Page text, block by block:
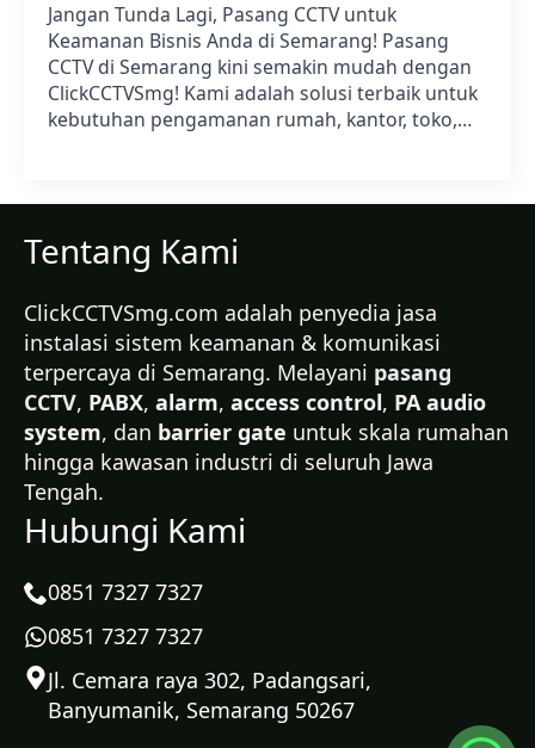
Jangan Tunda Lagi, Pasang CCTV untuk
Keamanan Bisnis Anda di Semarang! Pasang
CCTV di Semarang kini semakin mudah dengan
ClickCCTVSmg! Kami adalah solusi terbaik untuk
kebutuhan pengamanan rumah, kantor, toko,…
Tentang Kami
ClickCCTVSmg.com adalah penyedia jasa
instalasi sistem keamanan & komunikasi
terpercaya di Semarang. Melayani pasang
CCTV, PABX, alarm, access control, PA audio
system, dan barrier gate untuk skala rumahan
hingga kawasan industri di seluruh Jawa
Tengah.
Hubungi Kami
0851 7327 7327
0851 7327 7327
Jl. Cemara raya 302, Padangsari,
Banyumanik, Semarang 50267